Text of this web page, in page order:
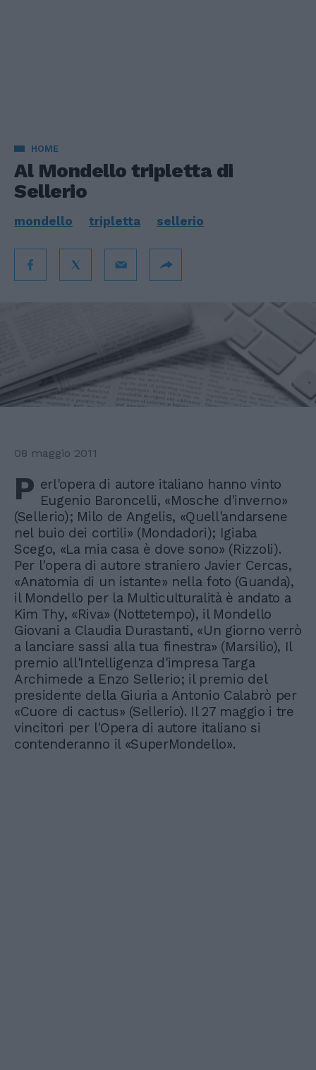
HOME
Al Mondello tripletta di
Sellerio
mondello tripletta sellerio
08 maggio 2011
P erl'opera di autore italiano hanno vinto
Eugenio Baroncelli, «Mosche d'inverno»
(Sellerio); Milo de Angelis, «Quell'andarsene
nel buio dei cortili» (Mondadori); Igiaba
Scego, «La mia casa è dove sono» (Rizzoli).
Per l'opera di autore straniero Javier Cercas,
«Anatomia di un istante» nella foto (Guanda),
il Mondello per la Multiculturalità è andato a
Kim Thy, «Riva» (Nottetempo), il Mondello
Giovani a Claudia Durastanti, «Un giorno verrò
a lanciare sassi alla tua finestra» (Marsilio), Il
premio all'Intelligenza d'impresa Targa
Archimede a Enzo Sellerio; il premio del
presidente della Giuria a Antonio Calabrò per
«Cuore di cactus» (Sellerio). Il 27 maggio i tre
vincitori per l'Opera di autore italiano si
contenderanno il «SuperMondello».